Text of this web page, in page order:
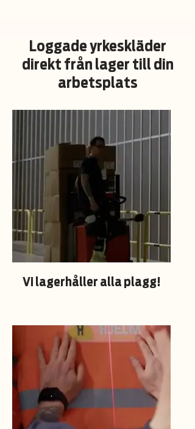
Loggade yrkeskläder
direkt från lager till din
arbetsplats
Vi lagerhåller alla plagg!